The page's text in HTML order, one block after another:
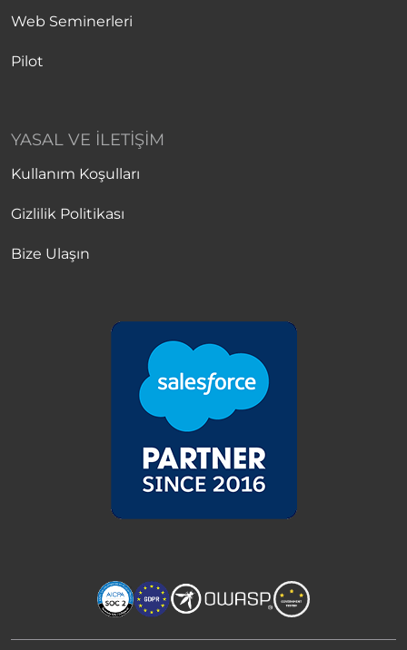
Web Seminerleri
Pilot
YASAL VE İLETIŞIM
Kullanım Koşulları
Gizlilik Politikası
Bize Ulaşın